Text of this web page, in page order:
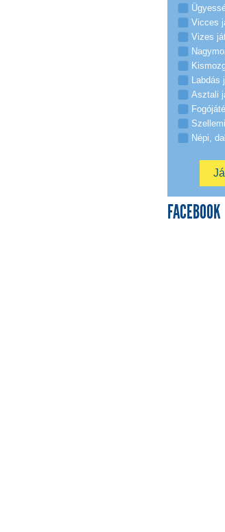
Vicces
Vizes
Labdás
Asztali
Népi,
FACEBOOK